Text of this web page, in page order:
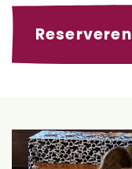
Reserveren